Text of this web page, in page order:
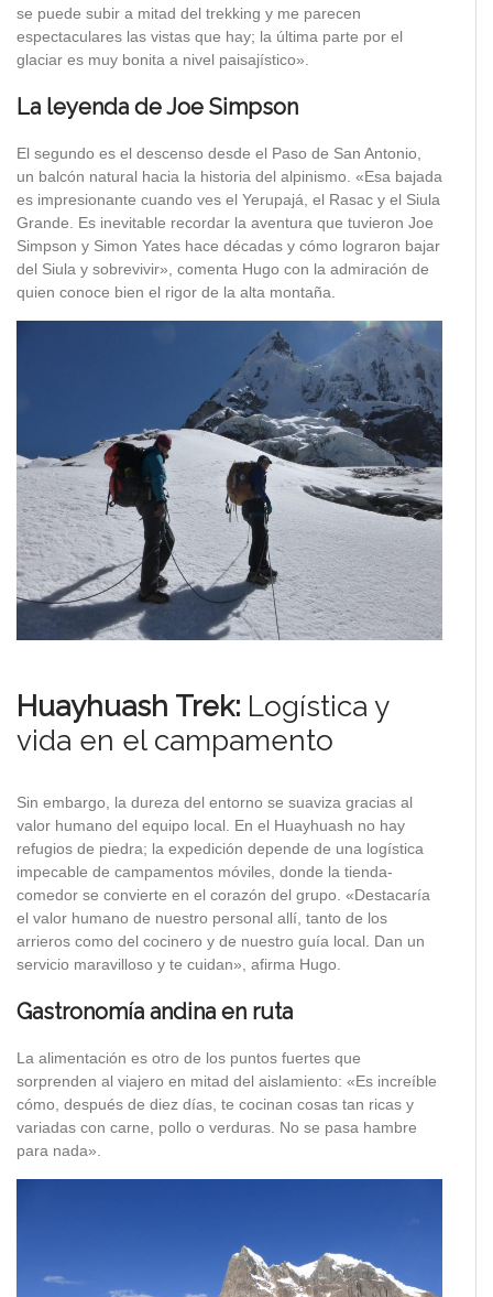
se puede subir a mitad del trekking y me parecen
espectaculares las vistas que hay; la última parte por el
glaciar es muy bonita a nivel paisajístico».
La leyenda de Joe Simpson
El segundo es el descenso desde el Paso de San Antonio,
un balcón natural hacia la historia del alpinismo. «Esa bajada
es impresionante cuando ves el Yerupajá, el Rasac y el Siula
Grande. Es inevitable recordar la aventura que tuvieron Joe
Simpson y Simon Yates hace décadas y cómo lograron bajar
del Siula y sobrevivir», comenta Hugo con la admiración de
quien conoce bien el rigor de la alta montaña.
Huayhuash Trek: Logística y
vida en el campamento
Sin embargo, la dureza del entorno se suaviza gracias al
valor humano del equipo local. En el Huayhuash no hay
refugios de piedra; la expedición depende de una logística
impecable de campamentos móviles, donde la tienda-
comedor se convierte en el corazón del grupo. «Destacaría
el valor humano de nuestro personal allí, tanto de los
arrieros como del cocinero y de nuestro guía local. Dan un
servicio maravilloso y te cuidan», afirma Hugo.
Gastronomía andina en ruta
La alimentación es otro de los puntos fuertes que
sorprenden al viajero en mitad del aislamiento: «Es increíble
cómo, después de diez días, te cocinan cosas tan ricas y
variadas con carne, pollo o verduras. No se pasa hambre
para nada».